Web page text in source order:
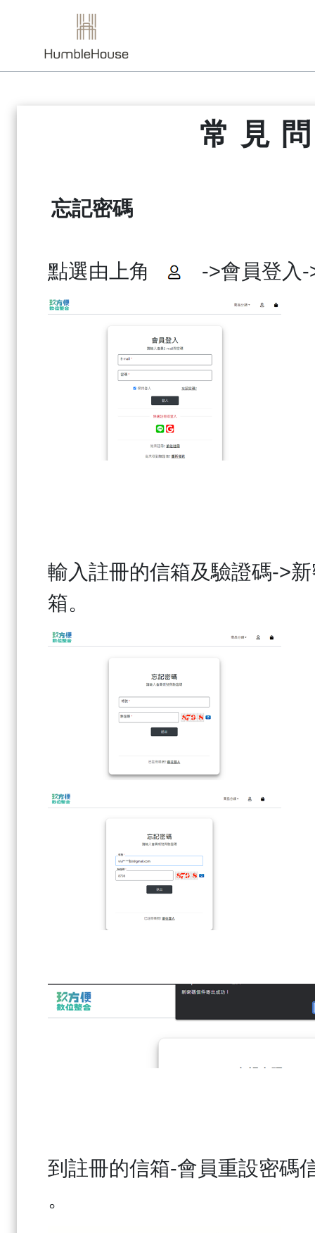
常見
忘記密碼
點選由上角 ->會員登入-
輸入註冊的信箱及驗證碼->
箱。
到註冊的信箱-會員重設密碼
。